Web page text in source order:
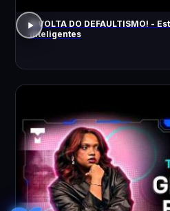
A VOLTA DO DEFAULTISMO! -
inteligentes